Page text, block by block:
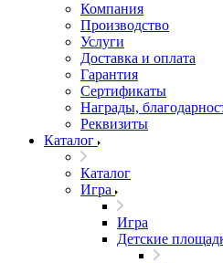
Компания
Производство
Услуги
Доставка и оплата
Гарантия
Сертификаты
Награды,
Реквизиты
Каталог
Каталог
Игра
Игра
Детские